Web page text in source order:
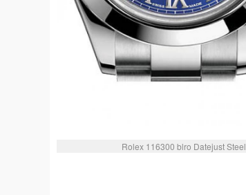
Rolex 116300 blro Datejust Steel